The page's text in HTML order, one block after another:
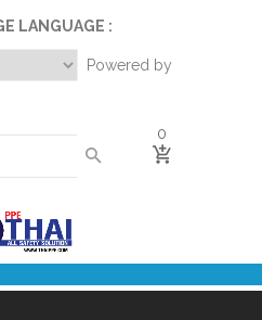
LANGUAGE :
Powered by
0